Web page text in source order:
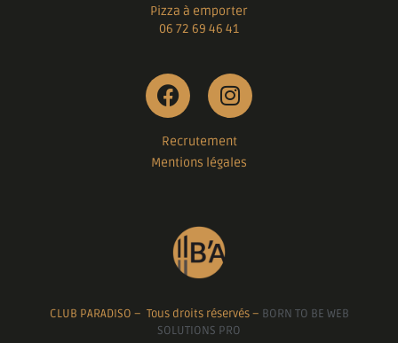
Pizza à emporter
06 72 69 46 41
Recrutement
Mentions légales
CLUB PARADISO – Tous droits réservés – BORN TO BE WEB
SOLUTIONS PRO